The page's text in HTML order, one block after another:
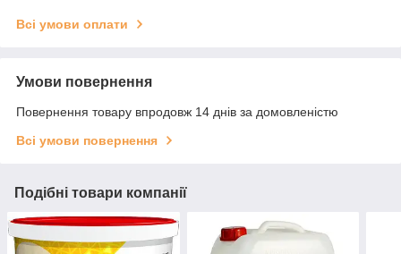
Всі умови оплати
Умови повернення
Повернення товару впродовж 14 днів за домовленістю
Всі умови повернення
Подібні товари компанії